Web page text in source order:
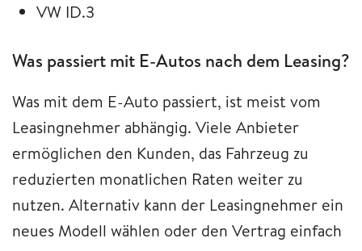
VW ID.3
Was passiert mit E-Autos nach dem Leasing?
Was mit dem E-Auto passiert, ist meist vom
Leasingnehmer abhängig. Viele Anbieter
ermöglichen den Kunden, das Fahrzeug zu
reduzierten monatlichen Raten weiter zu
nutzen. Alternativ kann der Leasingnehmer ein
neues Modell wählen oder den Vertrag einfach